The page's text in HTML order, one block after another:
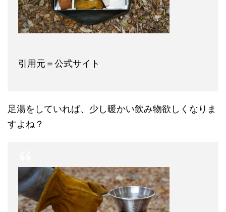
引用元＝公式サイト
足湯をしていれば、少し暖かい飲み物欲しくなりま
すよね？